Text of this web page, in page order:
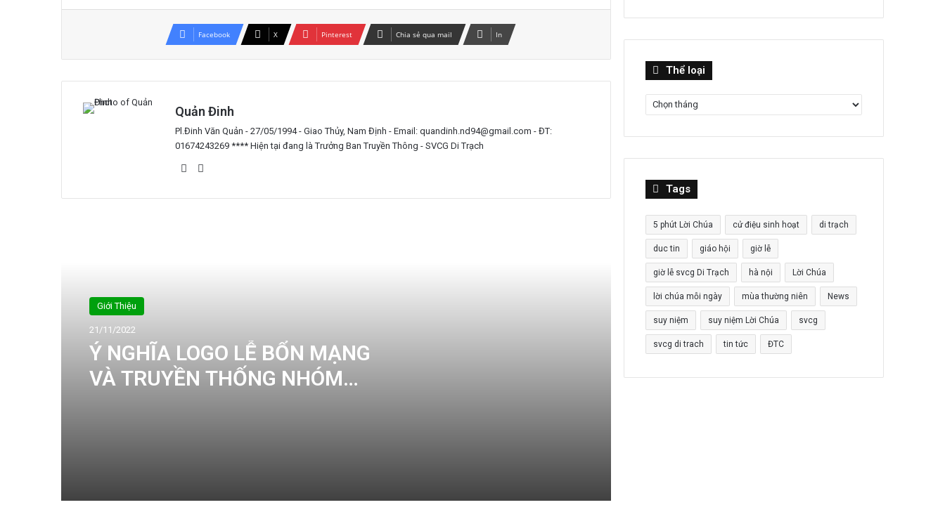
Facebook X Pinterest Chia sẻ qua mail In
Quản Đinh
Pl.Đinh Văn Quản - 27/05/1994 - Giao Thủy, Nam Định - Email: quandinh.nd94@gmail.com - ĐT:
01674243269 **** Hiện tại đang là Trưởng Ban Truyền Thông - SVCG Di Trạch
Website
Giới Thiệu
21/11/2022
Ý NGHĨA LOGO LỄ BỔN MẠNG
VÀ TRUYỀN THỐNG NHÓM
Thể loại
loại
Tags
5 phút Lời Chúa cử điệu sinh hoạt di trạch
duc tin giáo hội giờ lễ
giờ lễ svcg Di Trạch hà nội Lời Chúa
lời chúa mỗi ngày mùa thường niên News
suy niệm suy niệm Lời Chúa svcg
svcg di trach tin tức ĐTC